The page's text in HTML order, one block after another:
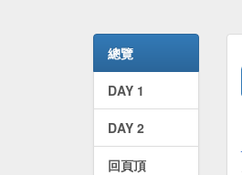
總覽
DAY 1
DAY 2
回頁頂